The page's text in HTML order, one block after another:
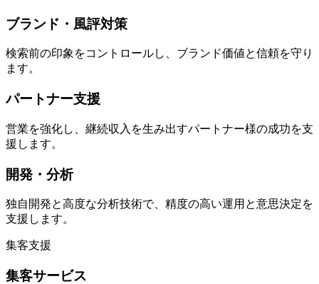
ブランド・風評対策
検索前の印象をコントロールし、ブランド価値と信頼を守り
ます。
パートナー支援
営業を強化し、継続収入を生み出すパートナー様の成功を支
援します。
開発・分析
独自開発と高度な分析技術で、精度の高い運用と意思決定を
支援します。
集客支援
集客サービス